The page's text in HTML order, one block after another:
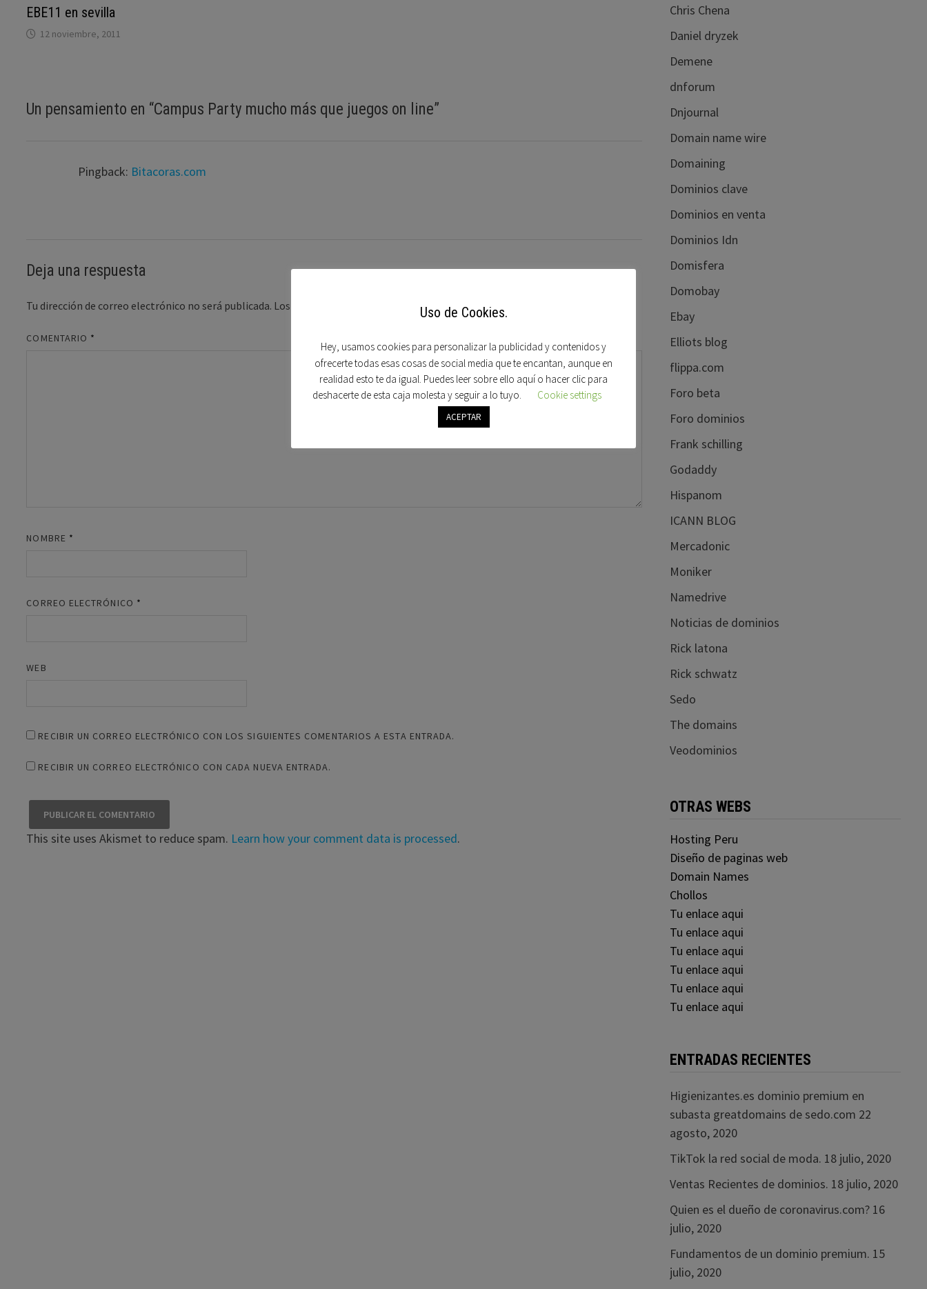
EBE11 en sevilla
12 noviembre, 2011
Un pensamiento en “Campus Party mucho más que juegos on line”
Pingback: Bitacoras.com
Deja una respuesta
Tu dirección de correo electrónico no será publicada. Los campos obligatorios están marcados con*
COMENTARIO *
NOMBRE *
CORREO ELECTRÓNICO *
WEB
RECIBIR UN CORREO ELECTRÓNICO CON LOS SIGUIENTES COMENTARIOS A ESTA ENTRADA.
RECIBIR UN CORREO ELECTRÓNICO CON CADA NUEVA ENTRADA.
This site uses Akismet to reduce spam. Learn how your comment data is processed.
Chris Chena
Daniel dryzek
Demene
dnforum
Dnjournal
Domain name wire
Domaining
Dominios clave
Dominios en venta
Dominios Idn
Domisfera
Domobay
Ebay
Elliots blog
flippa.com
Foro beta
Foro dominios
Frank schilling
Godaddy
Hispanom
ICANN BLOG
Mercadonic
Moniker
Namedrive
Noticias de dominios
Rick latona
Rick schwatz
Sedo
The domains
Veodominios
OTRAS WEBS
Hosting Peru
Diseño de paginas web
Domain Names
Chollos
Tu enlace aqui
Tu enlace aqui
Tu enlace aqui
Tu enlace aqui
Tu enlace aqui
Tu enlace aqui
ENTRADAS RECIENTES
Higienizantes.es dominio premium en
subasta greatdomains de sedo.com 22
agosto, 2020
TikTok la red social de moda. 18 julio, 2020
Ventas Recientes de dominios. 18 julio, 2020
Quien es el dueño de coronavirus.com? 16
julio, 2020
Fundamentos de un dominio premium. 15
julio, 2020
Uso de Cookies.
Hey, usamos cookies para personalizar la publicidad y contenidos y
ofrecerte todas esas cosas de social media que te encantan, aunque en
realidad esto te da igual. Puedes leer sobre ello aquí o hacer clic para
deshacerte de esta caja molesta y seguir a lo tuyo.
Cookie settings
ACEPTAR